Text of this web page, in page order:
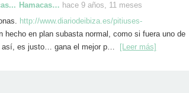
Hamacas… hace 9 años, 11 meses
http://www.diariodeibiza.es/pitiuses-
hecho en plan subasta normal, como si fuera uno de
así, es justo… gana el mejor p…
[Leer más]